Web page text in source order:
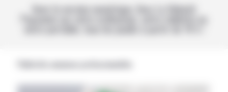
Avec la version numérique, lisez La Volonté
Paysanne sur votre ordinateur, votre tablette ou